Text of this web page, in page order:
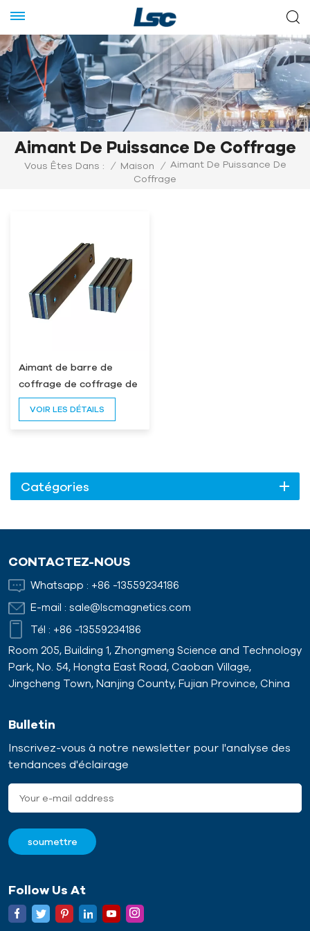
Aimant De Puissance De Coffrage
Vous Êtes Dans : / Maison / Aimant De Puissance De
Coffrage
Aimant de barre de
coffrage de coffrage de
profils en U
VOIR LES DÉTAILS
Catégories
CONTACTEZ-NOUS
Whatsapp : +86 -13559234186
E-mail : sale@lscmagnetics.com
Tél : +86 -13559234186
Room 205, Building 1, Zhongmeng Science and Technology
Park, No. 54, Hongta East Road, Caoban Village,
Jingcheng Town, Nanjing County, Fujian Province, China
Bulletin
Inscrivez-vous à notre newsletter pour l'analyse des
tendances d'éclairage
Follow Us At